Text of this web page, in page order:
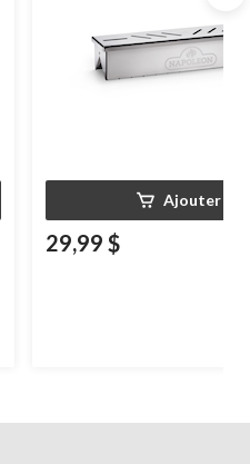
Ajouter
29,99 $